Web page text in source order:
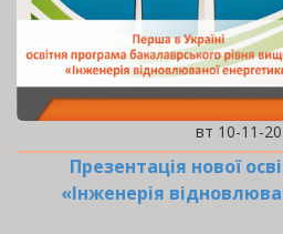
вт 10-11-
Презентація нової
«Інженерія